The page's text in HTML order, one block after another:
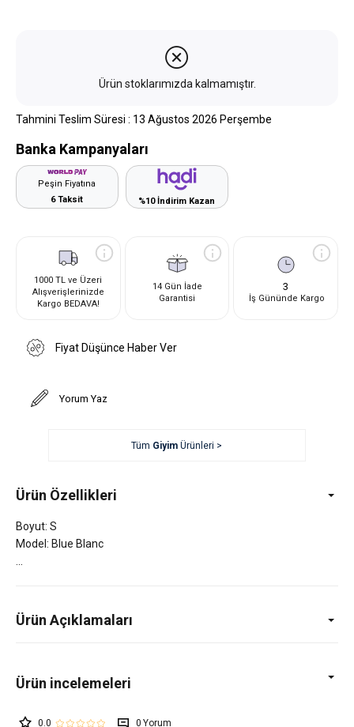
Ürün stoklarımızda kalmamıştır.
Tahmini Teslim Süresi : 13 Ağustos 2026 Perşembe
Banka Kampanyaları
Peşin Fiyatına
6 Taksit
%10 İndirim Kazan
1000 TL ve Üzeri
Alışverişlerinizde
Kargo BEDAVA!
14 Gün İade
Garantisi
3
İş Gününde Kargo
Fiyat Düşünce Haber Ver
Yorum Yaz
Tüm Giyim Ürünleri >
Ürün Özellikleri
Boyut: S
Model: Blue Blanc
Ürün Açıklamaları
0.0 0